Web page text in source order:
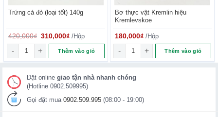
Trứng cá đỏ (loại tốt) 140g
420,000₫ Giá
là:
420,000₫.
310,000₫Giá
hiện
là:
310,000₫.
/Hộp
Trứng cá đỏ (loại tốt) 140g số lượng
Thêm vào giỏ
Bơ thực vật Kremlin hiệu
Kremlevskoe
180,000₫ /Hộp
Bơ thực vật Kremlin hiệu
Thêm vào giỏ
Zamorskaya 200 g số lượng
Đặt online giao tận nhà nhanh chóng
(Hotline 0902.509995)
Gọi đặt mua 0902.509.995 (08:00 - 19:00)